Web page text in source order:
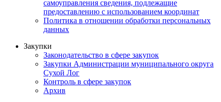
самоуправления сведения, подлежащие
предоставлению с использованием координат
Политика в отношении обработки персональных
данных
Закупки
Законодательство в сфере закупок
Закупки Администрации муниципального округа
Сухой Лог
Контроль в сфере закупок
Архив